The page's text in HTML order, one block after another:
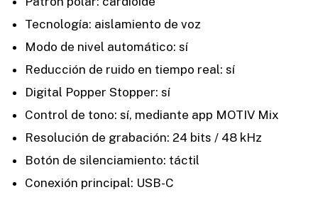
Tecnología: aislamiento de voz
Modo de nivel automático: sí
Reducción de ruido en tiempo real: sí
Digital Popper Stopper: sí
Control de tono: sí, mediante app MOTIV Mix
Resolución de grabación: 24 bits / 48 kHz
Botón de silenciamiento: táctil
Conexión principal: USB-C